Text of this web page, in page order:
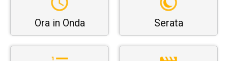
Ora in Onda Serata